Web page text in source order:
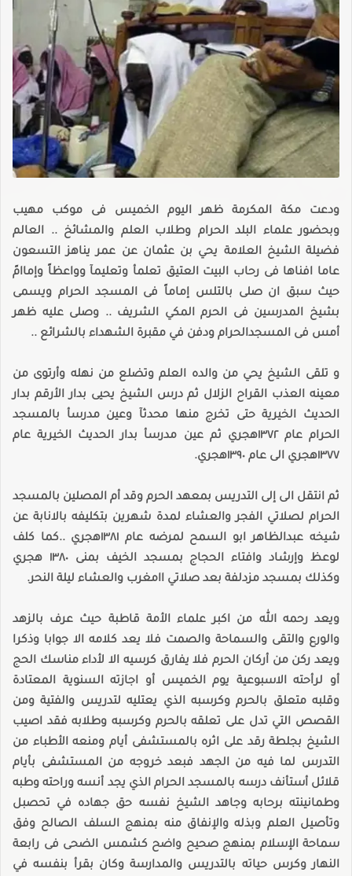
ودعت مكة المكرمة ظهر اليوم الخميس فى موكب مهيب
وبحضور علماء البلد الحرام وطلاب العلم والمشائخ .. العالم
فضيلة الشيخ العلامة يحي بن عثمان عن عمر يناهز التسعون
عاما افناها فى رحاب البيت العتيق تعلمأ وتعليمآ وواعظاً وإماامً
حيث سبق ان صلى بالتلس إماماً فى المسجد الحرام ويسمى
بشيخ المدرسين فى الحرم المكي الشريف .. وصلى عليه ظهر
أمس فى المسجدالحرام ودفن في مقبرة الشهداء بالشرائع ..
و تلقى الشيخ يحي من والده العلم وتضلع من نهله وأرتوى من
معينه العذب القراح الزلال ثم درس الشيخ يحيى بدار الأرقم بدار
الحديث الخيرية حتى تخرج منها محدثآ وعين مدرسأ بالمسجد
الحرام عام ١٣٧٢هجري ثم عين مدرسأ بدار الحديث الخيرية عام
١٣٧٧هجري الى عام ١٣٩٠هجري.
ثم انتقل الى إلى التدريس بمعهد الحرم وقد أم المصلين بالمسجد
الحرام لصلاتي الفجر والعشاء لمدة شهرين بتكليفه بالانابة عن
شيخه عبدالظاهر ابو السمح لمرضه عام ١٣٨١هجري ..كما كلف
لوعظ وإرشاد وافتاء الحجاج بمسجد الخيف بمنى ١٣٨٠ هجري
وكذلك بمسجد مزدلفة بعد صلاتي اامغرب والعشاء ليلة النحر.
ويعد رحمه الله من اكبر علماء الأمة قاطبة حيث عرف بالزهد
والورع والتقى والسماحة والصمت فلا يعد كلامه الا جوابا وذكرا
ويعد ركن من أركان الحرم فلا يفارق كرسيه الا لأداء مناسك الحج
أو لرأحته الاسبوعية يوم الخميس أو اجازته السنوية المعتادة
وقلبه متعلق بالحرم وكرسبه الذي يعتليه لتدريس والفتية ومن
القصص التي تدل على تعلقه بالحرم وكرسبه وطلابه فقد اصيب
الشيخ بجلطة رقد على اثره بالمستشفى أيام ومنعه الأطباء من
التدرس لما فيه من الجهد فبعد خروجه من المستشفى بأيام
قلائل أستأنف درسه بالمسجد الحرام الذي يجد أنسه وراحته وطبه
وطمانينته برحابه وجاهد الشيخ نفسه حق جهاده في تحصبل
وتأصيل العلم وبذله والإنفاق منه بمنهج السلف الصالح وفق
سماحة الإسلام بمنهج صحيح واضح كشمس الضحى فى رابعة
النهار وكرس حياته بالتدريس والمدارسة وكان بقرأ بنفسه في